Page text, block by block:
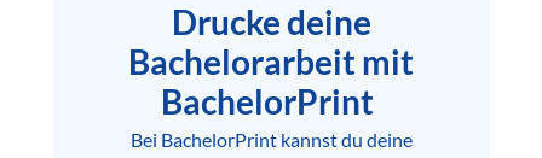
Drucke deine
Bachelorarbeit mit
BachelorPrint
Bei BachelorPrint kannst du deine